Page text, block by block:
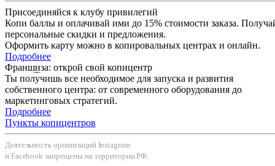
Присоединяйся к клубу привилегий
Копи баллы и оплачивай ими до 15% стоимости заказа.
персональные скидки и предложения.
Оформить карту можно в копировальных центрах и онлайн.
Подробнее
Франшиза: открой свой копицентр
Ты получишь все необходимое для запуска и развития
собственного центра: от современного оборудования до
маркетинговых стратегий.
Подробнее
Пункты копицентров
Деятельность организаций Instagram
и Facebook запрещены на территории РФ.